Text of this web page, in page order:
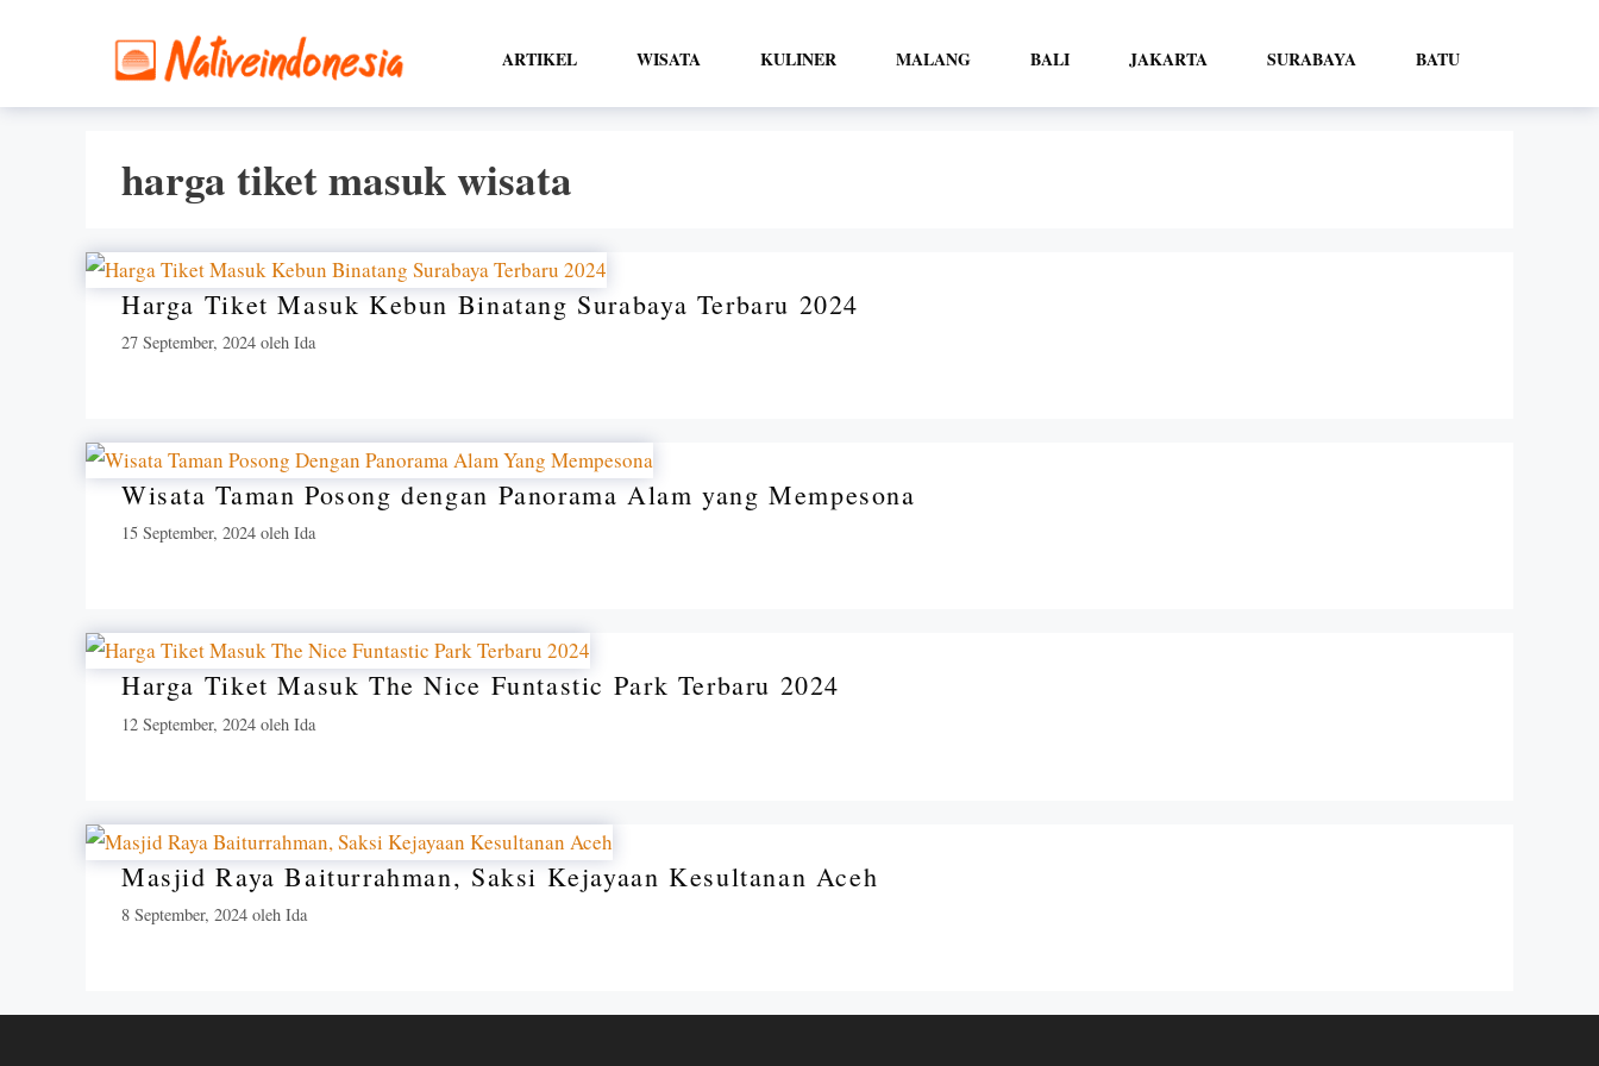
ARTIKEL WISATA KULINER MALANG BALI JAKARTA SURABAYA BATU
harga tiket masuk wisata
Harga Tiket Masuk Kebun Binatang Surabaya Terbaru 2024
27 September, 2024 oleh Ida
Wisata Taman Posong dengan Panorama Alam yang Mempesona
15 September, 2024 oleh Ida
Harga Tiket Masuk The Nice Funtastic Park Terbaru 2024
12 September, 2024 oleh Ida
Masjid Raya Baiturrahman, Saksi Kejayaan Kesultanan Aceh
8 September, 2024 oleh Ida